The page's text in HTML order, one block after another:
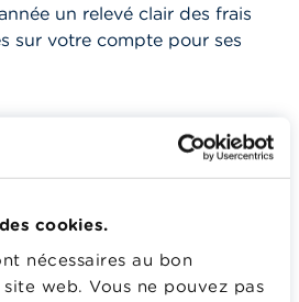
cookies.
nécessaires au bon
web. Vous ne pouvez pas
un relevé clair des frais
sur votre compte pour ses
de vous informer au plus
en vigueur de ces
conditions sur le marché. À
votre part, vous êtes supposé
conditions. Si vous n’êtes pas